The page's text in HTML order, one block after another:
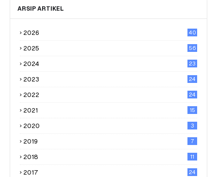
ARSIP ARTIKEL
2026 40
2025 56
2024 23
2023 24
2022 24
2021 15
2020 3
2019 7
2018 11
2017 24